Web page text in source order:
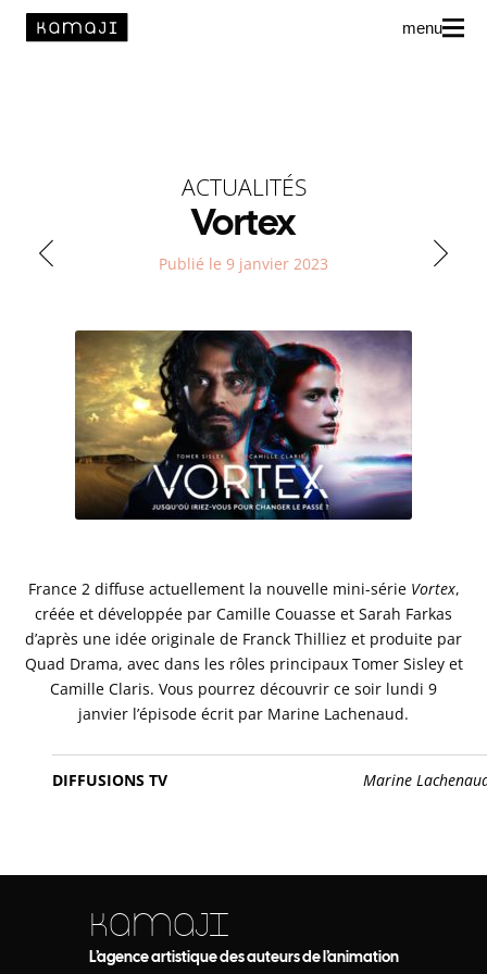
Auteur·rice·s
menu
ACTUALITÉS
Vortex
Publié le 9 janvier 2023
France 2 diffuse actuellement la nouvelle mini-série Vortex,
créée et développée par Camille Couasse et Sarah Farkas
d’après une idée originale de Franck Thilliez et produite par
Quad Drama, avec dans les rôles principaux Tomer Sisley et
Camille Claris. Vous pourrez découvrir ce soir lundi 9
janvier l’épisode écrit par Marine Lachenaud.
DIFFUSIONS TV Marine
KAMAJI
L’agence artistique des auteurs de l’animation